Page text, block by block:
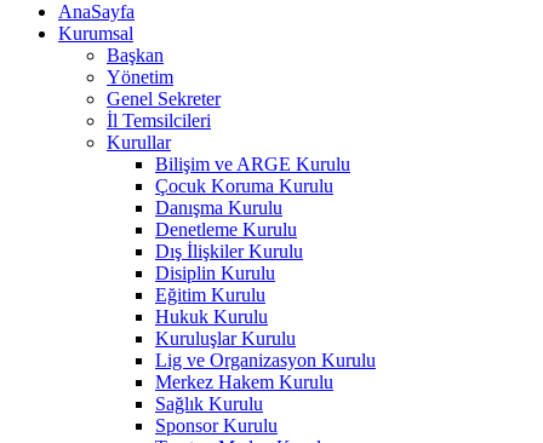
AnaSayfa
Kurumsal
Başkan
Yönetim
Genel Sekreter
İl Temsilcileri
Kurullar
Bilişim ve ARGE Kurulu
Çocuk Koruma Kurulu
Danışma Kurulu
Denetleme Kurulu
Dış İlişkiler Kurulu
Disiplin Kurulu
Eğitim Kurulu
Hukuk Kurulu
Kuruluşlar Kurulu
Lig ve Organizasyon Kurulu
Merkez Hakem Kurulu
Sağlık Kurulu
Sponsor Kurulu